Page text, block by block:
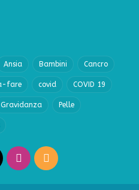
Ansia Bambini Cancro
fare covid COVID 19
Gravidanza Pelle
Instagram
RSS